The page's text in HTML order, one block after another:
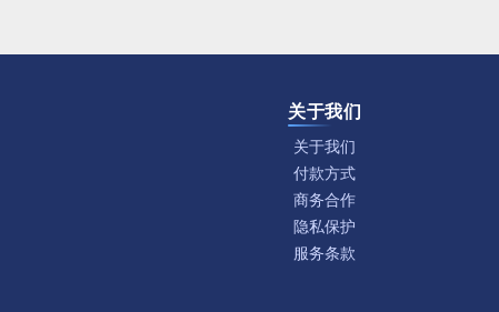
关于我们
关于我们
付款方式
商务合作
隐私保护
服务条款